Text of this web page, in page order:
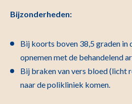
Bijzonderheden:
Bij koorts boven 38,5 graden in
opnemen met de behandelend
Bij braken van vers bloed (licht
naar de polikliniek komen.